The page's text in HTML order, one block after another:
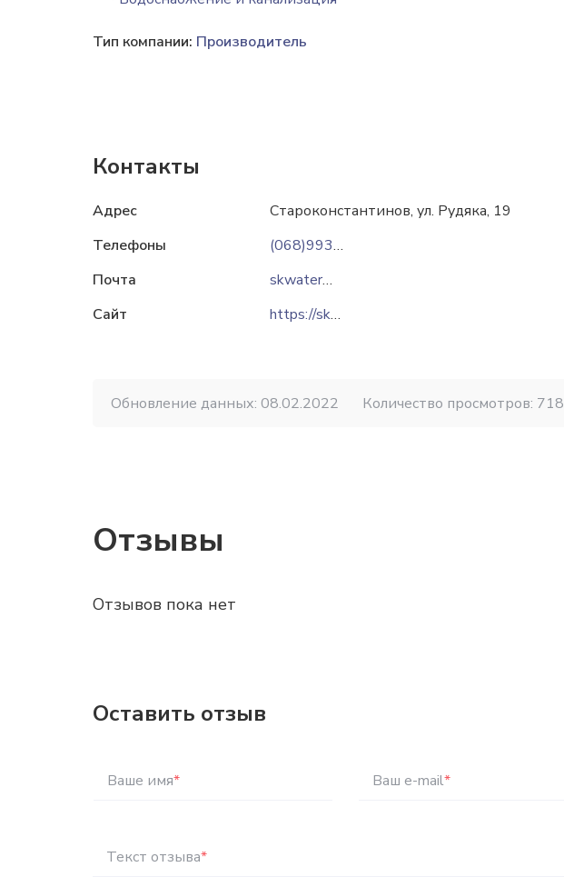
Тип компании: Производитель
Контакты
Адрес
Староконстантинов, ул. Рудяка, 19
Телефоны
(068)9931778
Почта
skwater@ukr.net
Сайт
https://skwater.km.ua
Обновление данных: 08.02.2022 Количество просмотров: 718
Отзывы
Отзывов пока нет
Оставить отзыв
Ваше имя* Ваш e-mail*
Текст отзыва*